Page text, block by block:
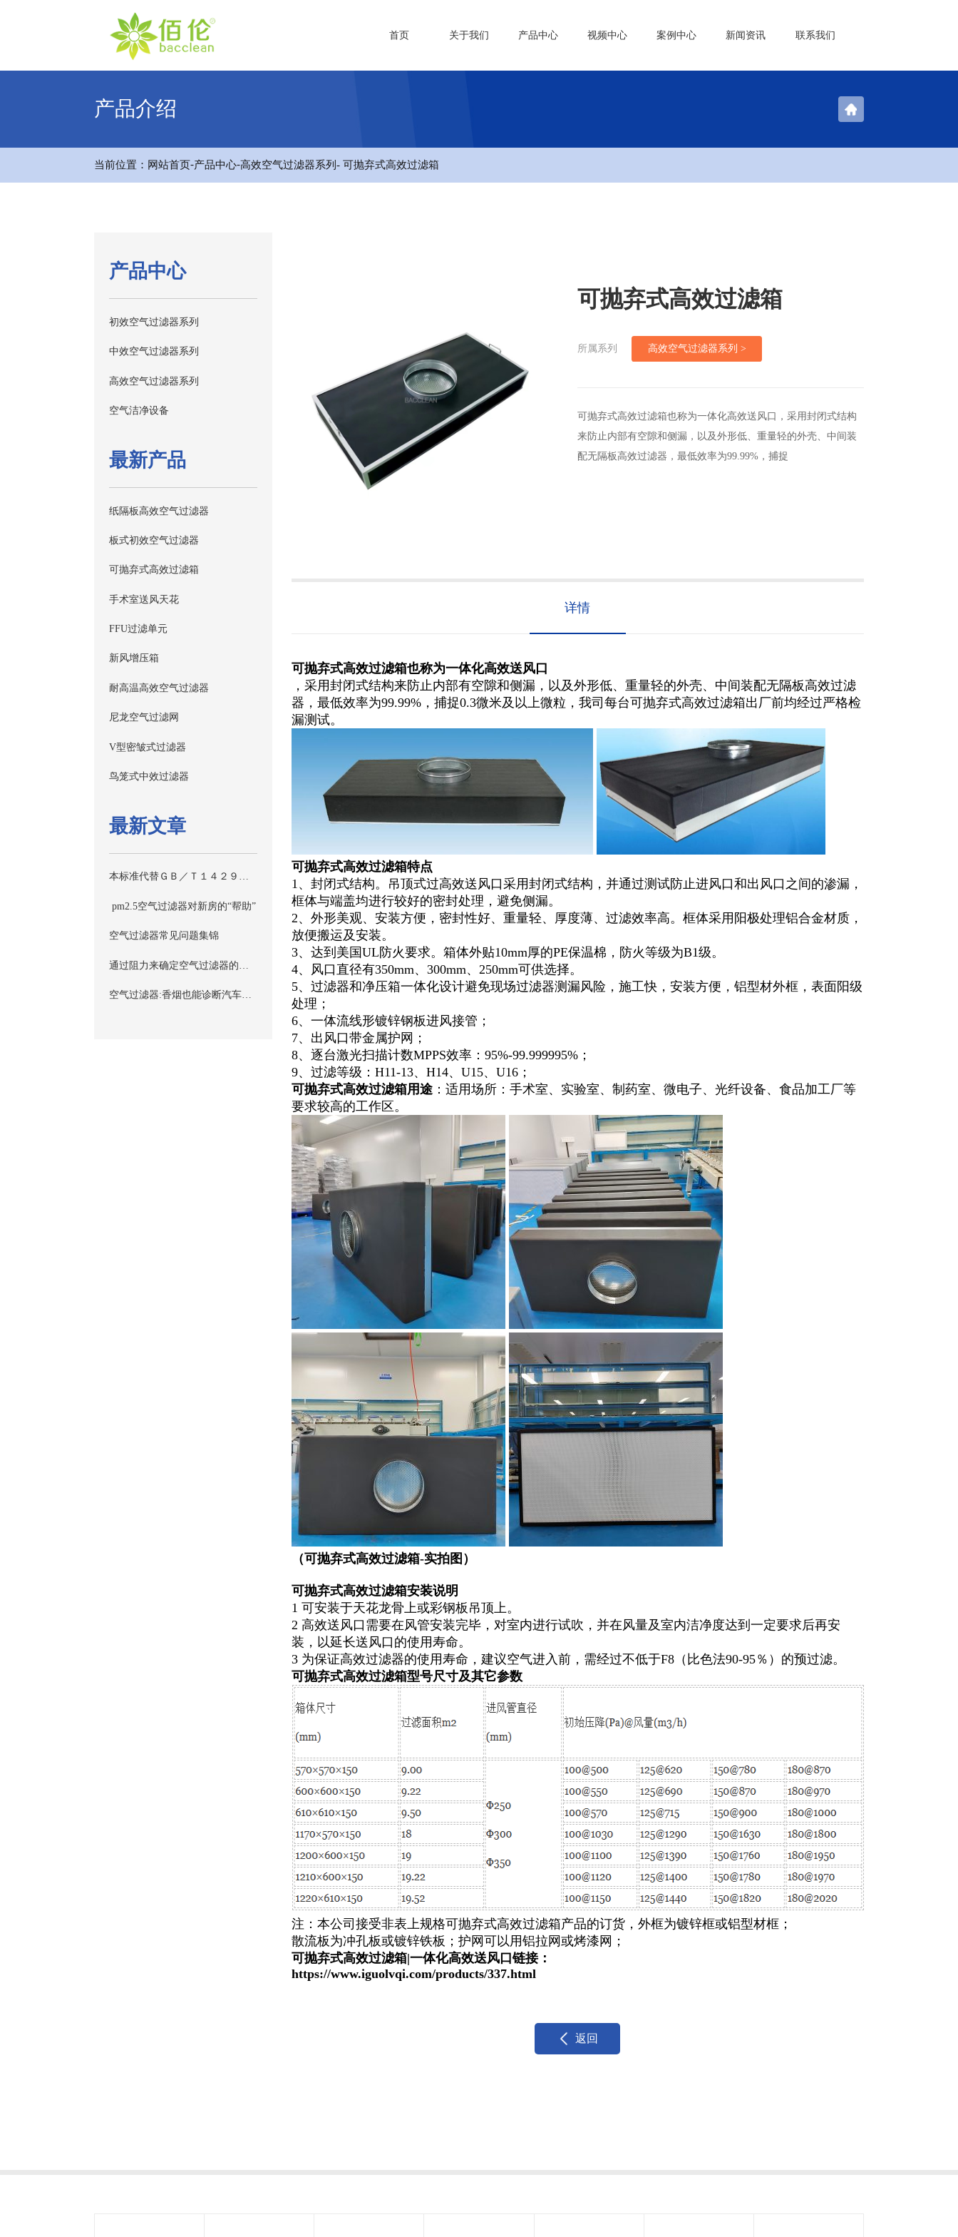
首页 关于我们 产品中心 视频中心 案例中心 新闻资讯 联系我们
产品介绍
当前位置： 网站首页-产品中心-高效空气过滤器系列 - 可抛弃式高效过滤箱
产品中心
初效空气过滤器系列
中效空气过滤器系列
高效空气过滤器系列
空气洁净设备
最新产品
纸隔板高效空气过滤器
板式初效空气过滤器
可抛弃式高效过滤箱
手术室送风天花
FFU过滤单元
新风增压箱
耐高温高效空气过滤器
尼龙空气过滤网
V型密皱式过滤器
鸟笼式中效过滤器
最新文章
本标准代替ＧＢ／Ｔ１４２９５—１９９３《空气过滤器》。
pm2.5空气过滤器对新房的“帮助”
空气过滤器常见问题集锦
空气过滤器:香烟也能诊断汽车故障?
可抛弃式高效过滤箱
所属系列 高效空气过滤器系列 >
可抛弃式高效过滤箱也称为一体化高效送风口，采用封闭式结构
来防止内部有空隙和侧漏，以及外形低、重量轻的外壳、中间装
配无隔板高效过滤器，最低效率为99.99%，捕捉
详情
可抛弃式高效过滤箱也称为一体化高效送风口
，采用封闭式结构来防止内部有空隙和侧漏，以及外形低、重量轻的外壳、中间装配无隔板高效过滤
器，最低效率为99.99%，捕捉0.3微米及以上微粒，我司每台可抛弃式高效过滤箱出厂前均经过严格检
漏测试。
可抛弃式高效过滤箱特点
1、封闭式结构。吊顶式过高效送风口采用封闭式结构，并通过测试防止进风口和出风口之间的渗漏，
框体与端盖均进行较好的密封处理，避免侧漏。
2、外形美观、安装方便，密封性好、重量轻、厚度薄、过滤效率高。框体采用阳极处理铝合金材质，
放便搬运及安装。
3、达到美国UL防火要求。箱体外贴10mm厚的PE保温棉，防火等级为B1级。
4、风口直径有350mm、300mm、250mm可供选择。
5、过滤器和净压箱一体化设计避免现场过滤器测漏风险，施工快，安装方便，铝型材外框，表面阳级
处理；
6、一体流线形镀锌钢板进风接管；
7、出风口带金属护网；
8、逐台激光扫描计数MPPS效率：95%-99.999995%；
9、过滤等级：H11-13、H14、U15、U16；
可抛弃式高效过滤箱用途：适用场所：手术室、实验室、制药室、微电子、光纤设备、食品加工厂等
要求较高的工作区。
（可抛弃式高效过滤箱-实拍图）
可抛弃式高效过滤箱安装说明
1 可安装于天花龙骨上或彩钢板吊顶上。
2 高效送风口需要在风管安装完毕，对室内进行试吹，并在风量及室内洁净度达到一定要求后再安
装，以延长送风口的使用寿命。
3 为保证高效过滤器的使用寿命，建议空气进入前，需经过不低于F8（比色法90-95％）的预过滤。
可抛弃式高效过滤箱型号尺寸及其它参数
注：本公司接受非表上规格可抛弃式高效过滤箱产品的订货，外框为镀锌框或铝型材框；
散流板为冲孔板或镀锌铁板；护网可以用铝拉网或烤漆网；
可抛弃式高效过滤箱|一体化高效送风口链接：
https://www.iguolvqi.com/products/337.html
返回